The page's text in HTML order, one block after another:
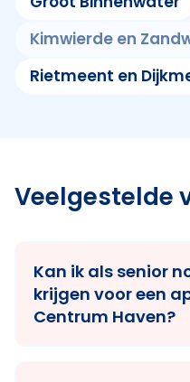
Kimwierde en
Rietmeent en
Veelgestelde
Kan ik als senior
krijgen voor een
Centrum Haven?